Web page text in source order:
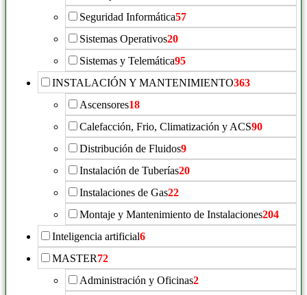
Seguridad Informática57
Sistemas Operativos20
Sistemas y Telemática95
INSTALACIÓN Y MANTENIMIENTO363
Ascensores18
Calefacción, Frio, Climatización y ACS90
Distribución de Fluidos9
Instalación de Tuberías20
Instalaciones de Gas22
Montaje y Mantenimiento de Instalaciones204
Inteligencia artificial6
MASTER72
Administración y Oficinas2